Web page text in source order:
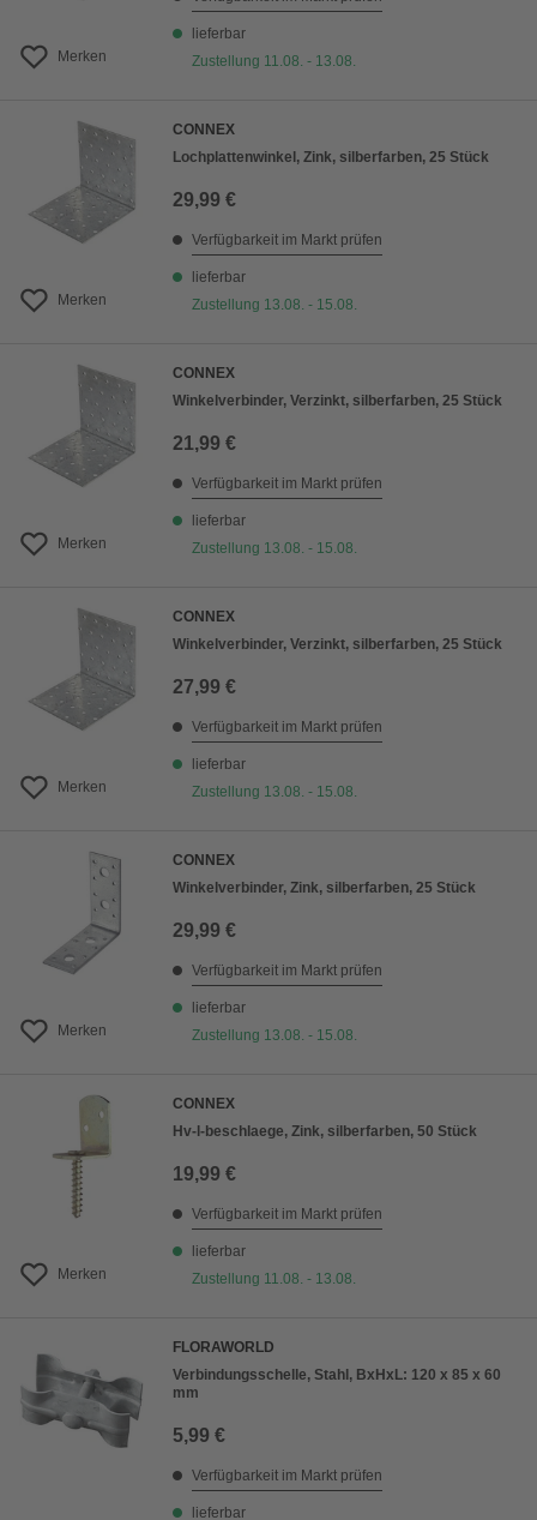
Merken
lieferbar
Zustellung 11.08. - 13.08.
Merken
CONNEX
Lochplattenwinkel, Zink, silberfarben, 25 Stück
29,99 €
Verfügbarkeit im Markt prüfen
lieferbar
Zustellung 13.08. - 15.08.
Merken
CONNEX
Winkelverbinder, Verzinkt, silberfarben, 25 Stück
21,99 €
Verfügbarkeit im Markt prüfen
lieferbar
Zustellung 13.08. - 15.08.
Merken
CONNEX
Winkelverbinder, Verzinkt, silberfarben, 25 Stück
27,99 €
Verfügbarkeit im Markt prüfen
lieferbar
Zustellung 13.08. - 15.08.
Merken
CONNEX
Winkelverbinder, Zink, silberfarben, 25 Stück
29,99 €
Verfügbarkeit im Markt prüfen
lieferbar
Zustellung 13.08. - 15.08.
Merken
CONNEX
Hv-l-beschlaege, Zink, silberfarben, 50 Stück
19,99 €
Verfügbarkeit im Markt prüfen
lieferbar
Zustellung 11.08. - 13.08.
FLORAWORLD
Verbindungsschelle, Stahl, BxHxL: 120 x 85 x 60
mm
5,99 €
Verfügbarkeit im Markt prüfen
lieferbar